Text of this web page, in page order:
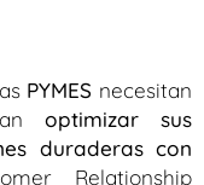
PYMES necesitan
optimizar sus
duraderas con
Relationship